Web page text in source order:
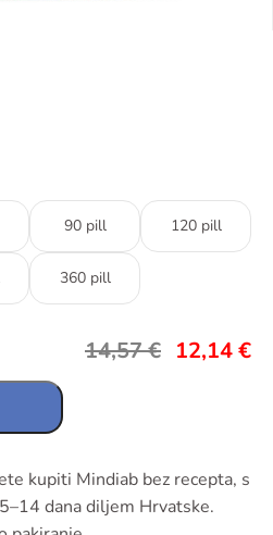
90 pill 120 pill
360 pill
14,57€ 12,14€
kupiti Mindiab bez recepta, s
dana diljem Hrvatske.